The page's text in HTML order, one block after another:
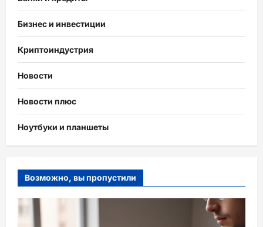
Бизнес и инвестиции
Криптоиндустрия
Новости
Новости плюс
Ноутбуки и планшеты
Возможно, вы пропустили